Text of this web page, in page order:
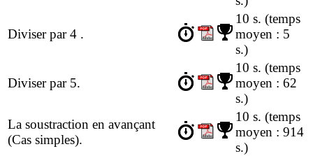
Diviser par 4 .
10 s. (temps
moyen : 5
s.)
Diviser par 5.
10 s. (temps
moyen : 62
s.)
La soustraction en avançant
(Cas simples).
10 s. (temps
moyen : 914
s.)